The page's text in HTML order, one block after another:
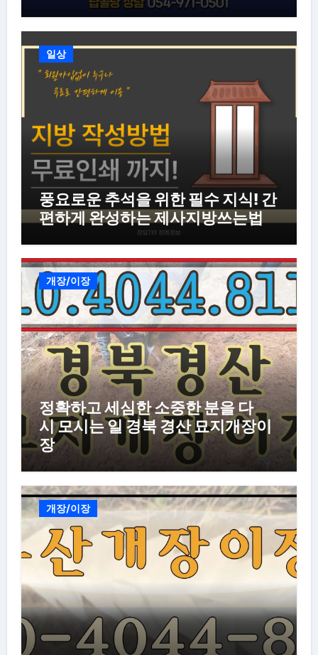
일상
풍요로운 추석을 위한 필수 지식! 간
편하게 완성하는 제사지방쓰는법
개장/이장
정확하고 세심한 소중한 분을 다
시 모시는 일 경북 경산 묘지개장이
장
개장/이장